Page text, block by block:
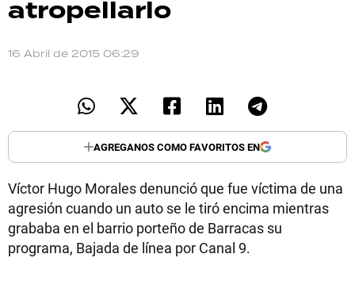
atropellarlo
16 Abril de 2015 06:29
AGREGANOS COMO FAVORITOS EN
Víctor Hugo Morales denunció que fue víctima de una
agresión cuando un auto se le tiró encima mientras
grababa en el barrio porteño de Barracas su
programa, Bajada de línea por Canal 9.
POLICIALES
ECONOMÍA
GRAN HERMANO
SALUD
DEPORTES
TECNOLOGÍA